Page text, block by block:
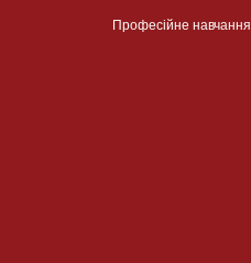
Професійне навчання